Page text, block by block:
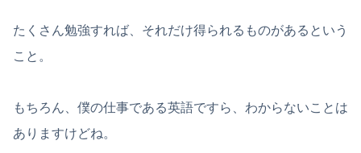
たくさん勉強すれば、それだけ得られるものがあるという
こと。
もちろん、僕の仕事である英語ですら、わからないことは
ありますけどね。